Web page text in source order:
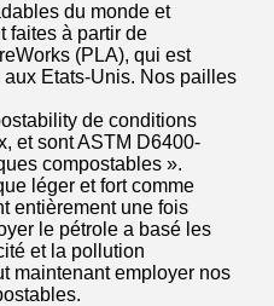
du monde et
faites à partir de
(PLA), qui est
Etats-Unis. Nos pailles
de conditions
et sont ASTM D6400-
compostables ».
léger et fort comme
entièrement une fois
le pétrole a basé les
et la pollution
maintenant employer nos